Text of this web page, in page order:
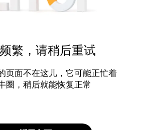
繁，请稍后重试
页面不在这儿，它可能正忙着
圈，稍后就能恢复正常